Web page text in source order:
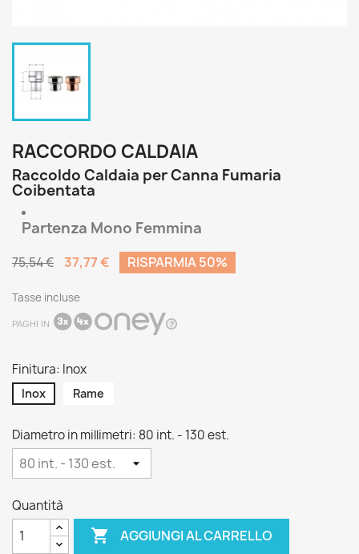
RACCORDO CALDAIA
Raccoldo Caldaia per Canna Fumaria
Coibentata
Partenza Mono Femmina
75,54 € 37,77 € RISPARMIA 50%
Tasse incluse
PAGHI IN
Finitura: Inox
Inox Rame
Diametro in millimetri: 80 int. - 130 est.
Quantità
 AGGIUNGI AL CARRELLO